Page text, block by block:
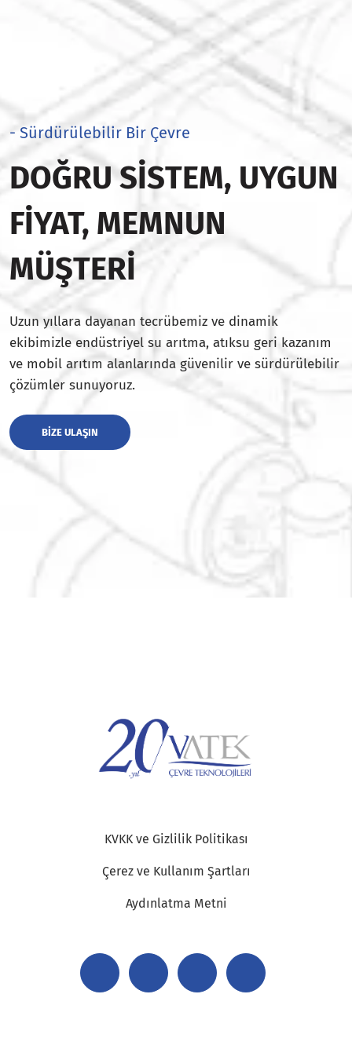
- Sürdürülebilir Bir Çevre
DOĞRU SISTEM, UYGUN
FIYAT, MEMNUN
MÜŞTERI
Uzun yıllara dayanan tecrübemiz ve dinamik
ekibimizle endüstriyel su arıtma, atıksu geri kazanım
ve mobil arıtım alanlarında güvenilir ve sürdürülebilir
çözümler sunuyoruz.
BIZE ULAŞIN
KVKK ve Gizlilik Politikası
Çerez ve Kullanım Şartları
Aydınlatma Metni